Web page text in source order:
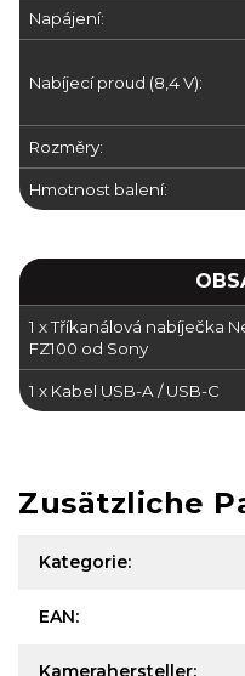
Napájení:
Nabíjecí proud (8,4 V):
Rozměry:
Hmotnost balení:
1 x Tříkanálová nabíječka
FZ100 od Sony
1 x Kabel USB-A / USB-C
Zusätzliche
Kategorie:
EAN:
Kamerahersteller: